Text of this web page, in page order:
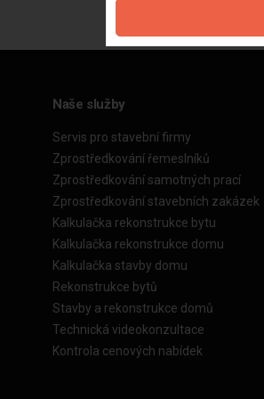
Naše služby
Servis pro stavební firmy
Zprostředkování řemeslníků
Zprostředkování samotných prací
Zprostředkování stavebních zakázek
Kalkulačka rekonstrukce bytu
Kalkulačka rekonstrukce domu
Kalkulačka stavby domu
Rekonstrukce bytů
Stavby a rekonstrukce domů
Technická videokonzultace
Kontrola cenových nabídek